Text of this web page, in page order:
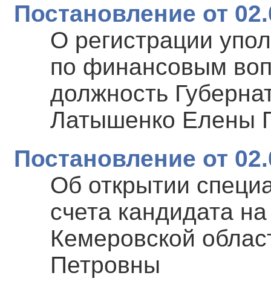
Постановление от
О регистрации
по финансовым
должность
Латышенко Елены
Постановление от
Об открытии
счета кандидата
Кемеровской
Петровны